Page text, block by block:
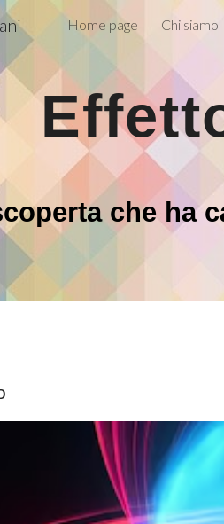
Skip to main
Home page Chi siamo
che ha